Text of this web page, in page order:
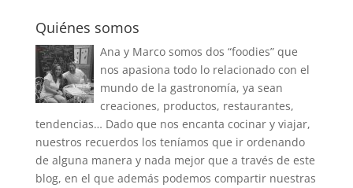
Quiénes somos
Ana y Marco somos dos “foodies” que
nos apasiona todo lo relacionado con el
mundo de la gastronomía, ya sean
creaciones, productos, restaurantes,
tendencias… Dado que nos encanta cocinar y viajar,
nuestros recuerdos los teníamos que ir ordenando
de alguna manera y nada mejor que a través de este
blog, en el que además podemos compartir nuestras